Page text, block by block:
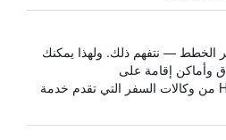
الخطط — نتفهم ذلك. ولهذا يمكنك
وأماكن إقامة على
HotelsCombined من وكالات السفر التي تقدم خدمة